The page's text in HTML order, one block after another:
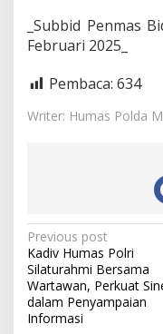
_Subbid Penmas
Februari 2025_
Pembaca: 634
Writer: Humas Polda
P
o
s
t
Previous post
Kadiv Humas Polri
Silaturahmi Bersama
Wartawan, Perkuat
dalam Penyampaian
Informasi